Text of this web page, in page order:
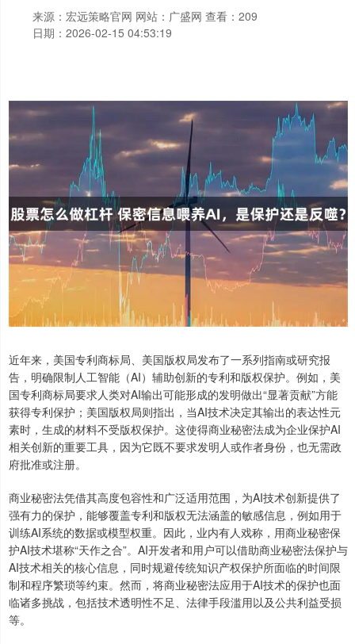
来源：宏远策略官网 网站：广盛网 查看：209
日期：2026-02-15 04:53:19
近年来，美国专利商标局、美国版权局发布了一系列指南或研究报
告，明确限制人工智能（AI）辅助创新的专利和版权保护。例如，美
国专利商标局要求人类对AI输出可能形成的发明做出“显著贡献”方能
获得专利保护；美国版权局则指出，当AI技术决定其输出的表达性元
素时，生成的材料不受版权保护。这使得商业秘密法成为企业保护AI
相关创新的重要工具，因为它既不要求发明人或作者身份，也无需政
府批准或注册。
商业秘密法凭借其高度包容性和广泛适用范围，为AI技术创新提供了
强有力的保护，能够覆盖专利和版权无法涵盖的敏感信息，例如用于
训练AI系统的数据或模型权重。因此，业内有人戏称，用商业秘密保
护AI技术堪称“天作之合”。AI开发者和用户可以借助商业秘密法保护与
AI技术相关的核心信息，同时规避传统知识产权保护所面临的时间限
制和程序繁琐等约束。然而，将商业秘密法应用于AI技术的保护也面
临诸多挑战，包括技术透明性不足、法律手段滥用以及公共利益受损
等。